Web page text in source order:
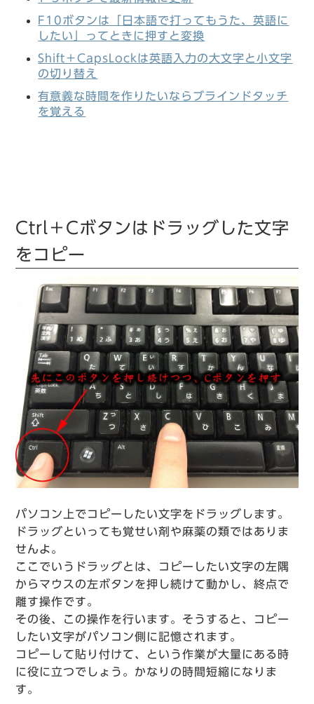
F10ボタンは「日本語で打ってもうた、英語に
したい」ってときに押すと変換
Shift＋CapsLockは英語入力の大文字と小文字
の切り替え
有意義な時間を作りたいならブラインドタッチ
を覚える
Ctrl＋Cボタンはドラッグした文字
をコピー
パソコン上でコピーしたい文字をドラッグします。
ドラッグといっても覚せい剤や麻薬の類ではありま
せんよ。
ここでいうドラッグとは、コピーしたい文字の左隅
からマウスの左ボタンを押し続けて動かし、終点で
離す操作です。
その後、この操作を行います。そうすると、コピー
したい文字がパソコン側に記憶されます。
コピーして貼り付けて、という作業が大量にある時
に役に立つでしょう。かなりの時間短縮になりま
す。